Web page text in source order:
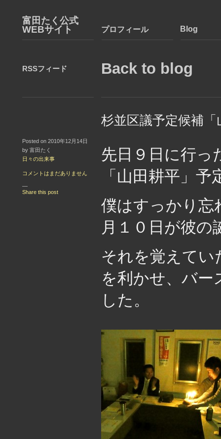
富田たく公式
WEBサイト
プロフィール Blog
RSSフィード Back to blog
杉並区議予定候補
Posted on 2010年12月14日
by 富田たく
日々の出来事
コメントはまだありません
—
Share this post
先日９日に行っ
「山田耕平」
僕はすっかり忘
月１０日が彼の
それを覚えてい
を利かせ、バ
した。